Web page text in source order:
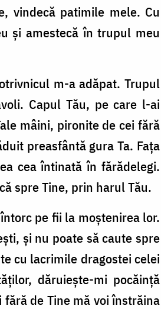
vindecă patimile mele. Cu
și a­mes­tecă în trupul meu
m-a adăpat. Trupul
Capul Tău, pe care l-ai
mâini, piro­nite de cei fără
preasfântă gu­ra Ta. Fața
cea întinată în fă­ră­delegi.
spre Tine, prin ha­rul Tău.
pe fii la moște­nirea lor.
și nu poate să caute spre
cu lacrimile dra­gostei celei
dă­ruiește-mi pocăință
de Tine mă voi în­străina